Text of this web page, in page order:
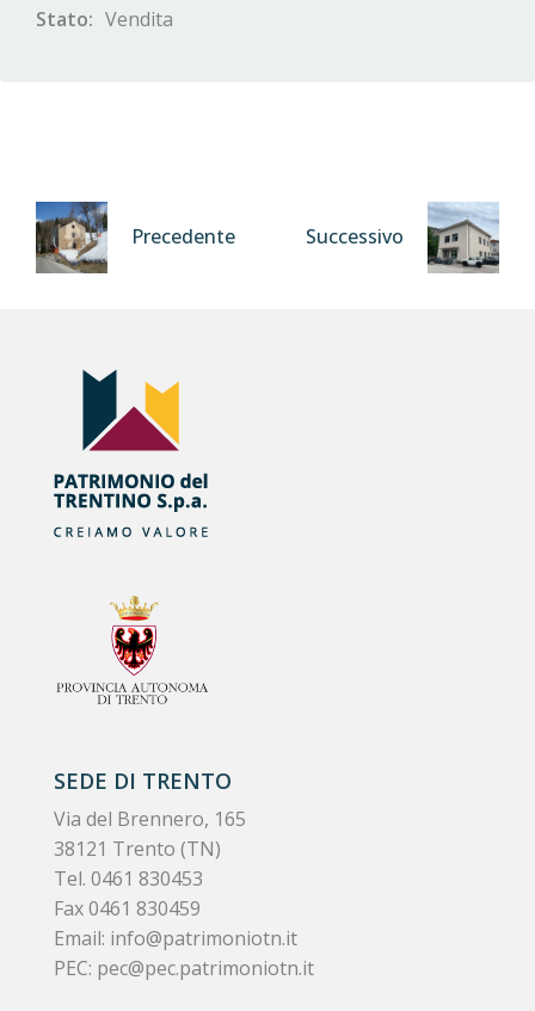
Stato: Vendita
Precedente Successivo
SEDE DI TRENTO
Via del Brennero, 165
38121 Trento (TN)
Tel. 0461 830453
Fax 0461 830459
Email: info@patrimoniotn.it
PEC: pec@pec.patrimoniotn.it